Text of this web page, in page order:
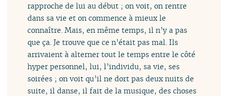
rapproche de lui au début ; on voit, on rentre
dans sa vie et on commence à mieux le
connaître. Mais, en même temps, il n’y a pas
que ça. Je trouve que ce n’était pas mal. Ils
arrivaient à alterner tout le temps entre le côté
hyper personnel, lui, l’individu, sa vie, ses
soirées ; on voit qu’il ne dort pas deux nuits de
suite, il danse, il fait de la musique, des choses